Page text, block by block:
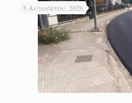
5 Αυγούστου, 2026